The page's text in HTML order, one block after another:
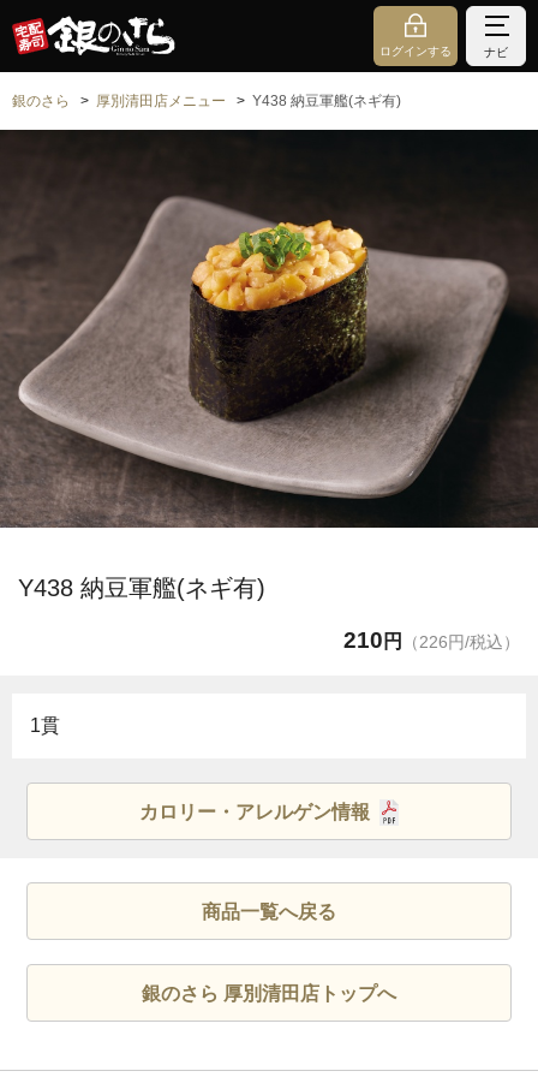
ログインする ナビ
銀のさら 厚別清田店メニュー Y438 納豆軍艦(ネギ有)
Y438 納豆軍艦(ネギ有)
210 円 （226円/税込）
1貫
カロリー・アレルゲン情報
商品一覧へ戻る
銀のさら 厚別清田店トップへ